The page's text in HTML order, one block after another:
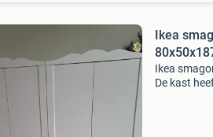
Ikea
Ikea
De kast